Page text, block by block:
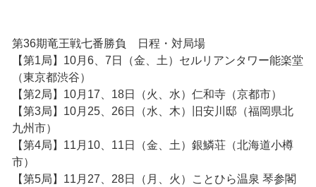
第36期竜王戦七番勝負 日程・対局場
【第1局】10月6、7日（金、土）セルリアンタワー能楽堂
（東京都渋谷）
【第2局】10月17、18日（火、水）仁和寺（京都市）
【第3局】10月25、26日（水、木）旧安川邸（福岡県北
九州市）
【第4局】11月10、11日（金、土）銀鱗荘（北海道小樽
市）
【第5局】11月27、28日（月、火）ことひら温泉 琴参閣